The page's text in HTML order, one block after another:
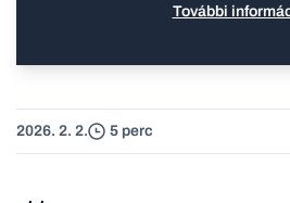
További
2026. 2. 2. 5 perc